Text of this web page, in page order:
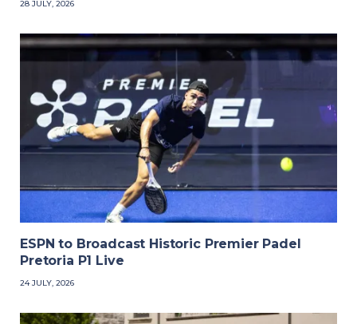
28 JULY, 2026
ESPN to Broadcast Historic Premier Padel
Pretoria P1 Live
24 JULY, 2026